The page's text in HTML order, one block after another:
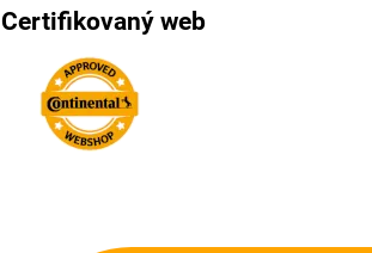
Certifikovaný web